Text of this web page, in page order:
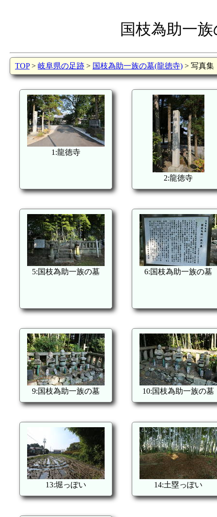
国枝為助一
TOP> 岐阜県の足跡 > 国枝為助一族の墓(龍徳寺) > 写真集
1:龍徳寺
2:龍徳寺
5:国枝為助一族の墓 6:国枝為助一族の墓
9:国枝為助一族の墓 10:国枝為助一族の墓
13:堀っぽい 14:土塁っぽい